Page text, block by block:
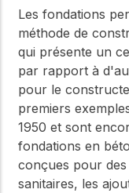
Les fondations
méthode de
qui présente un
par rapport à
pour le
premiers
1950 et sont
fondations en
conçues pour
sanitaires, les